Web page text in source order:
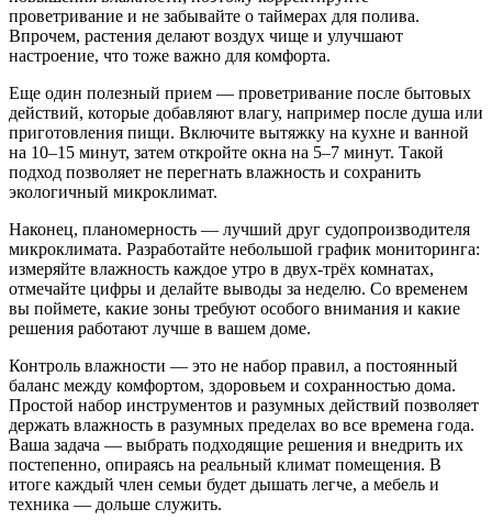
проветривание и не забывайте о таймерах для полива.
Впрочем, растения делают воздух чище и улучшают
настроение, что тоже важно для комфорта.
Еще один полезный прием — проветривание после бытовых
действий, которые добавляют влагу, например после душа или
приготовления пищи. Включите вытяжку на кухне и ванной
на 10–15 минут, затем откройте окна на 5–7 минут. Такой
подход позволяет не перегнать влажность и сохранить
экологичный микроклимат.
Наконец, планомерность — лучший друг судопроизводителя
микроклимата. Разработайте небольшой график мониторинга:
измеряйте влажность каждое утро в двух-трёх комнатах,
отмечайте цифры и делайте выводы за неделю. Со временем
вы поймете, какие зоны требуют особого внимания и какие
решения работают лучше в вашем доме.
Контроль влажности — это не набор правил, а постоянный
баланс между комфортом, здоровьем и сохранностью дома.
Простой набор инструментов и разумных действий позволяет
держать влажность в разумных пределах во все времена года.
Ваша задача — выбрать подходящие решения и внедрить их
постепенно, опираясь на реальный климат помещения. В
итоге каждый член семьи будет дышать легче, а мебель и
техника — дольше служить.